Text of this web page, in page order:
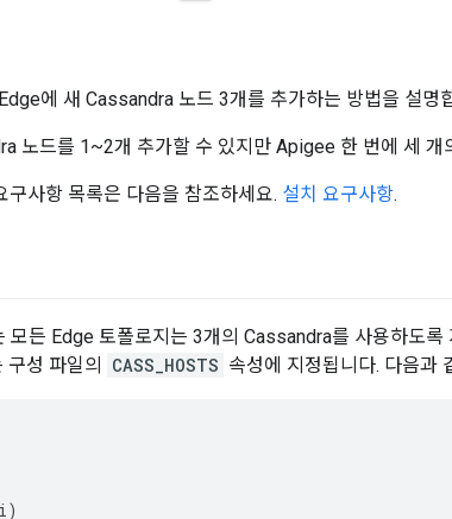
에 새 Cassandra 노드 3개를 추가하는 방법을 설명
노드를 1~2개 추가할 수 있지만 Apigee 한 번에 세 개
사항 목록은 다음을 참조하세요. 설치 요구사항.
모든 Edge 토폴로지는 3개의 Cassandra를 사용하도록
성 파일의
CASS_HOSTS 속성에 지정됩니다. 다음과
i)